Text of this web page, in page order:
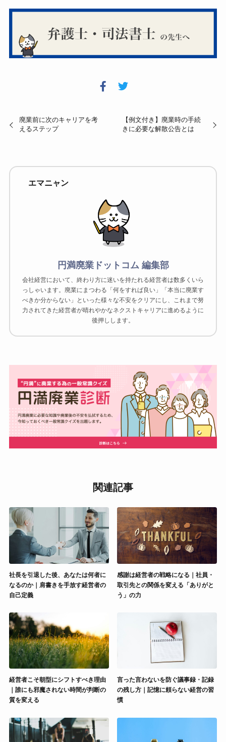
廃業前に次のキャリアを考
えるステップ
【例文付き】廃業時の手続
きに必要な解散公告とは
エマニャン
円満廃業ドットコム 編集部
会社経営において、終わり方に迷いを持たれる経営者は数多くいら
っしゃいます。廃業にまつわる「何をすれば良い」「本当に廃業す
べきか分からない」といった様々な不安をクリアにし、これまで努
力されてきた経営者が晴れやかなネクストキャリアに進めるように
後押しします。
関連記事
社長を引退した後、あなたは何者に
なるのか｜肩書きを手放す経営者の
自己定義
感謝は経営者の戦略になる｜社員・
取引先との関係を変える「ありがと
う」の力
経営者こそ朝型にシフトすべき理由
｜誰にも邪魔されない時間が判断の
質を変える
言った言わないを防ぐ議事録・記録
の残し方｜記憶に頼らない経営の習
慣